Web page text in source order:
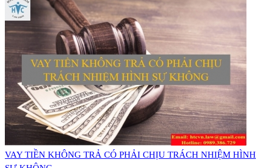
VAY TIỀN KHÔNG TRẢ CÓ PHẢI CHỊU TRÁCH NHIỆM HÌNH